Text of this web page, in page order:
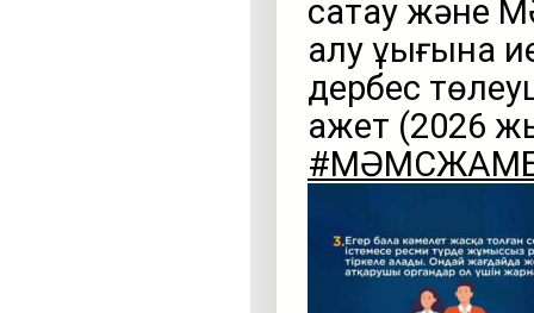
сақтау және
алу құқығына
дербес
қажет (2026